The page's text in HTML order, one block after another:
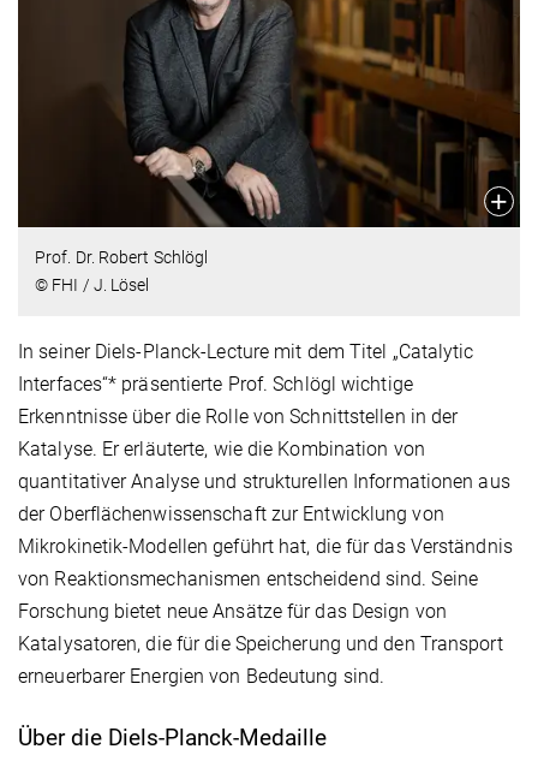
Prof. Dr. Robert Schlögl
© FHI / J. Lösel
In seiner Diels-Planck-Lecture mit dem Titel „Catalytic
Interfaces“* präsentierte Prof. Schlögl wichtige
Erkenntnisse über die Rolle von Schnittstellen in der
Katalyse. Er erläuterte, wie die Kombination von
quantitativer Analyse und strukturellen Informationen aus
der Oberflächenwissenschaft zur Entwicklung von
Mikrokinetik-Modellen geführt hat, die für das Verständnis
von Reaktionsmechanismen entscheidend sind. Seine
Forschung bietet neue Ansätze für das Design von
Katalysatoren, die für die Speicherung und den Transport
erneuerbarer Energien von Bedeutung sind.
Über die Diels-Planck-Medaille